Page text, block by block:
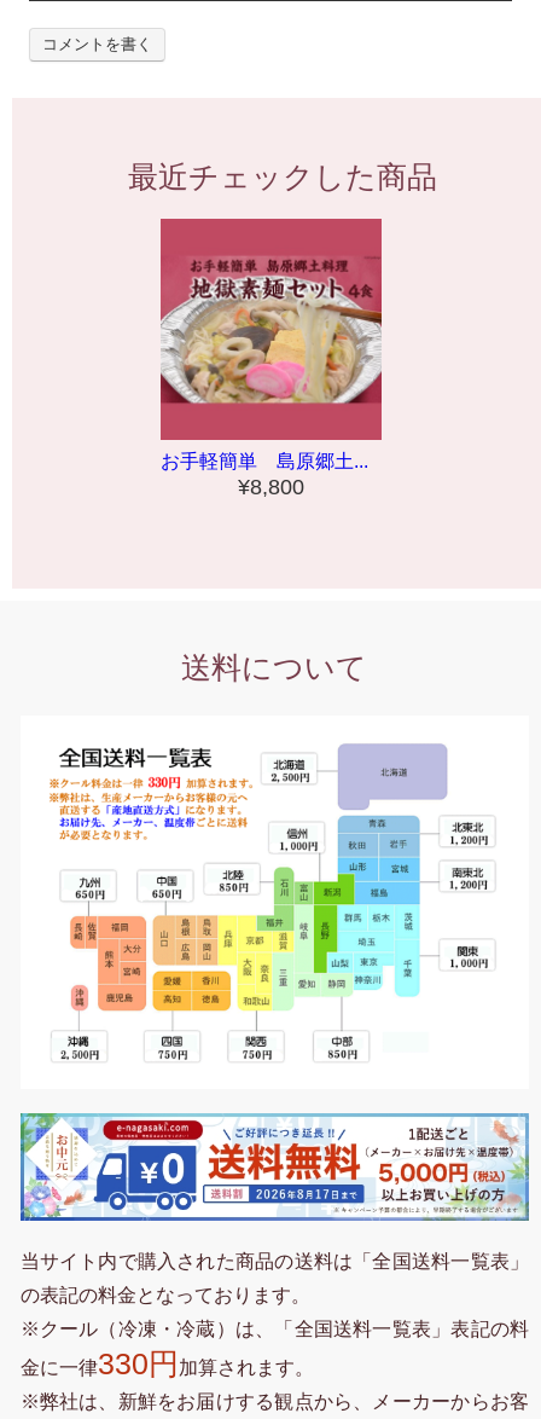
コメントを書く
最近チェックした商品
お手軽簡単 島原郷土...
¥8,800
送料について
当サイト内で購入された商品の送料は「全国送料一覧表」
の表記の料金となっております。
※クール（冷凍・冷蔵）は、「全国送料一覧表」表記の料
金に一律330円 加算されます。
※弊社は、新鮮をお届けする観点から、メーカーからお客